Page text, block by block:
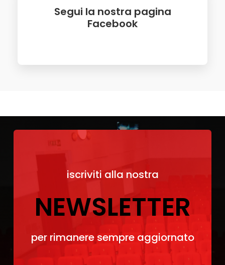
Segui la nostra pagina
Facebook
iscriviti alla nostra
NEWSLETTER
per rimanere sempre aggiornato